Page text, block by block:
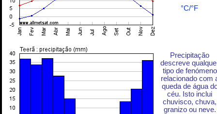
°C/°F
Precipitação
descreve
tipo de fenómeno
relacionado com
queda de água
céu. Isto inclui
chuvisco, chuva,
granizo ou neve.